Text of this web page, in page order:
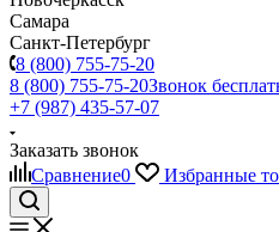
Самара
Санкт-Петербург
8 (800) 755-75-20
8 (800) 755-75-20Звонок
+7 (987) 435-57-07
Заказать звонок
Сравнение0 Избранные